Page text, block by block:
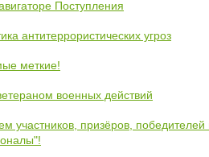
Поступления
антитеррористических угроз
меткие!
военных действий
участников, призёров,